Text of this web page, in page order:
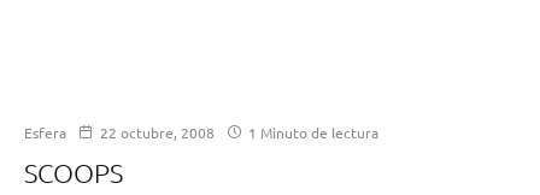
Esfera 22 octubre, 2008 1 Minuto de lectura
SCOOPS